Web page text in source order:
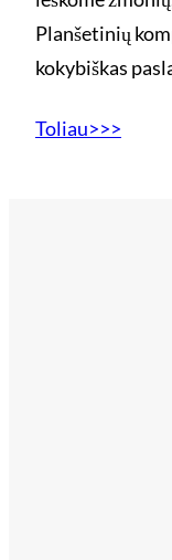
Planšetinių
kokybiškas
Toliau>>>